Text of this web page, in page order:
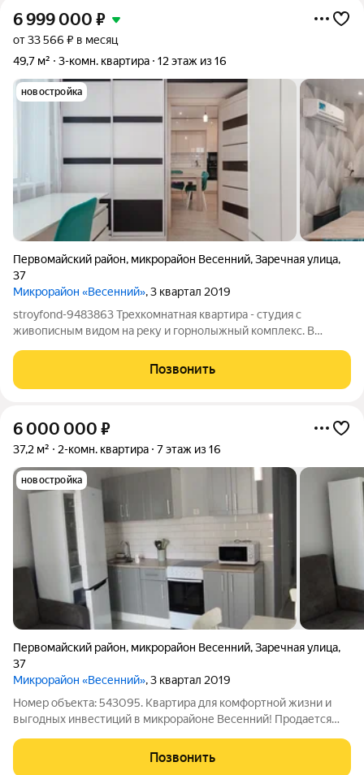
6 999 000 ₽
от 33 566 ₽ в месяц
49,7 м²
3-комн. квартира 12 этаж из 16
новостройка
Первомайский район, микрорайон Весенний,Заречная улица,
37
Микрорайон «Весенний», 3 квартал 2019
stroyfond-9483863 Трехкомнатная квартира - студия с
живописным видом на реку и горнолыжный комплекс. В
кухня с большим количеством секций, столешница из
искусственного камня, износостойкие
Позвонить
6 000 000 ₽
37,2 м² 2-комн. квартира 7 этаж из 16
новостройка
Первомайский район, микрорайон Весенний,Заречная улица,
37
Микрорайон «Весенний», 3 квартал 2019
Номер объекта: 543095. Квартира для комфортной жизни и
выгодных инвестиций в микрорайоне Весенний! Продается
этажного дома. Если вы ищете жилье для себя оцените
преимущества одного из самых
Позвонить